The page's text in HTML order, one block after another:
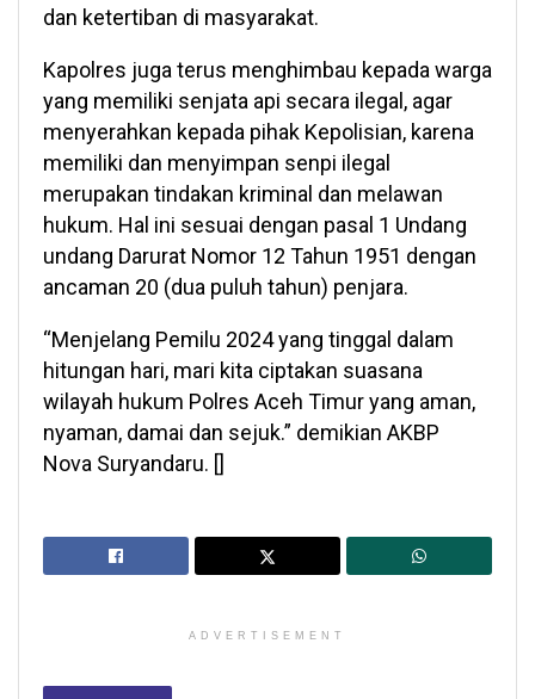
dan ketertiban di masyarakat.
Kapolres juga terus menghimbau kepada warga
yang memiliki senjata api secara ilegal, agar
menyerahkan kepada pihak Kepolisian, karena
memiliki dan menyimpan senpi ilegal
merupakan tindakan kriminal dan melawan
hukum. Hal ini sesuai dengan pasal 1 Undang
undang Darurat Nomor 12 Tahun 1951 dengan
ancaman 20 (dua puluh tahun) penjara.
“Menjelang Pemilu 2024 yang tinggal dalam
hitungan hari, mari kita ciptakan suasana
wilayah hukum Polres Aceh Timur yang aman,
nyaman, damai dan sejuk.” demikian AKBP
Nova Suryandaru. []
ADVERTISEMENT